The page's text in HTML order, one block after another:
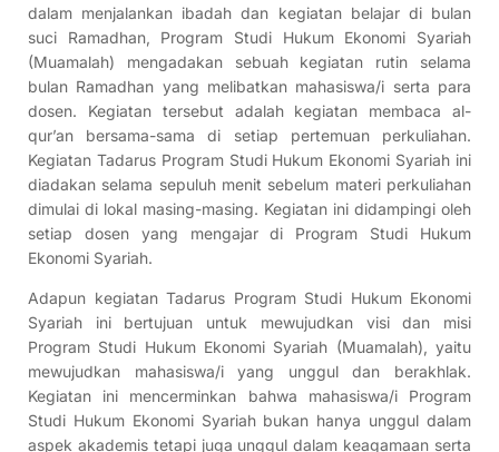
dalam menjalankan ibadah dan kegiatan belajar di bulan
suci Ramadhan, Program Studi Hukum Ekonomi Syariah
(Muamalah) mengadakan sebuah kegiatan rutin selama
bulan Ramadhan yang melibatkan mahasiswa/i serta para
dosen. Kegiatan tersebut adalah kegiatan membaca al-
qur’an bersama-sama di setiap pertemuan perkuliahan.
Kegiatan Tadarus Program Studi Hukum Ekonomi Syariah ini
diadakan selama sepuluh menit sebelum materi perkuliahan
dimulai di lokal masing-masing. Kegiatan ini didampingi oleh
setiap dosen yang mengajar di Program Studi Hukum
Ekonomi Syariah.
Adapun kegiatan Tadarus Program Studi Hukum Ekonomi
Syariah ini bertujuan untuk mewujudkan visi dan misi
Program Studi Hukum Ekonomi Syariah (Muamalah), yaitu
mewujudkan mahasiswa/i yang unggul dan berakhlak.
Kegiatan ini mencerminkan bahwa mahasiswa/i Program
Studi Hukum Ekonomi Syariah bukan hanya unggul dalam
aspek akademis tetapi juga unggul dalam keagamaan serta